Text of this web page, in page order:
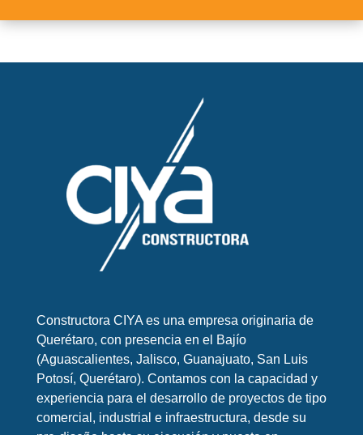
Constructora CIYA es una empresa originaria de
Querétaro, con presencia en el Bajío
(Aguascalientes, Jalisco, Guanajuato, San Luis
Potosí, Querétaro). Contamos con la capacidad y
experiencia para el desarrollo de proyectos de tipo
comercial, industrial e infraestructura, desde su